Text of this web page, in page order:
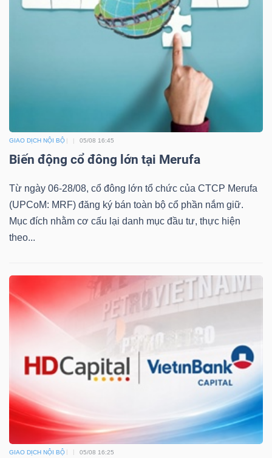
GIAO DỊCH NỘI BỘ 05/08 16:45
Biến động cổ đông lớn tại Merufa
Từ ngày 06-28/08, cổ đông lớn tổ chức của CTCP Merufa
(UPCoM: MRF) đăng ký bán toàn bộ cổ phần nắm giữ.
Mục đích nhằm cơ cấu lại danh mục đầu tư, thực hiện
theo...
GIAO DỊCH NỘI BỘ 05/08 16:25
đạo
Người liên quan
Bài
của
tác
giả
(-)
cáo
phân
Thuật
ngữ
(-)